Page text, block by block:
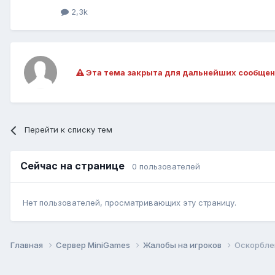
2,3k
Эта тема закрыта для дальнейших
Перейти к списку тем
Сейчас на странице 0 пользователей
Нет пользователей, просматривающих эту страницу.
Главная Сервер MiniGames Жалобы на игроков